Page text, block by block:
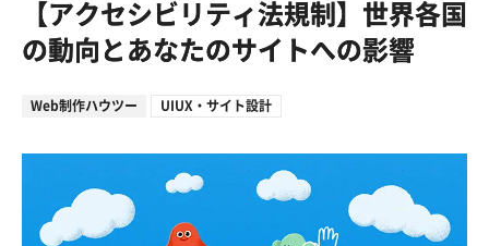
【アクセシビリティ法規制】世界各国
の動向とあなたのサイトへの影響
Web制作ハウツー UIUX・サイト設計